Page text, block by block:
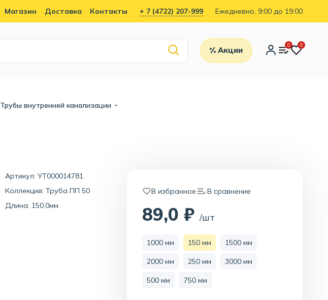
Магазин Доставка Контакты + 7 (4722) 207-999 Ежедневно, 9:00 до 19:00
Акции
0 0
Трубы внутренней канализации
Артикул: УТ000014781
Коллекция: Труба ПП 50
Длина: 150.0мм.
В избранное В сравнение
89,0 ₽/шт
1000 мм 150 мм 1500 мм
2000 мм 250 мм 3000 мм
500 мм 750 мм